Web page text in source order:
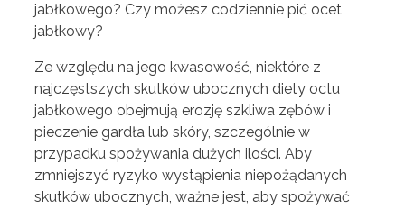
jabłkowego? Czy możesz codziennie pić ocet
jabłkowy?
Ze względu na jego kwasowość, niektóre z
najczęstszych skutków ubocznych diety octu
jabłkowego obejmują erozję szkliwa zębów i
pieczenie gardła lub skóry, szczególnie w
przypadku spożywania dużych ilości. Aby
zmniejszyć ryzyko wystąpienia niepożądanych
skutków ubocznych, ważne jest, aby spożywać